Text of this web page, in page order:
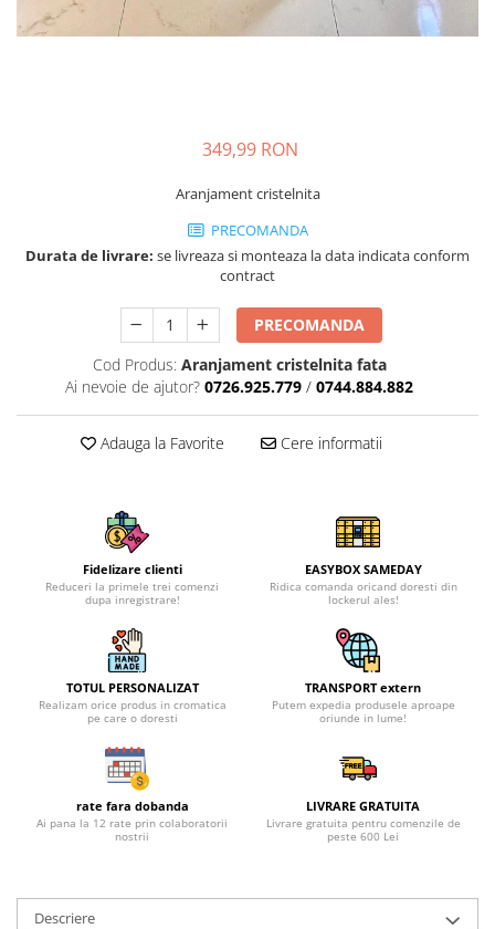
349,99 RON
Aranjament cristelnita
PRECOMANDA
Durata de livrare: se livreaza si monteaza la data indicata conform
contract
PRECOMANDA
Cod Produs: Aranjament cristelnita fata
Ai nevoie de ajutor? 0726.925.779 / 0744.884.882
Adauga la Favorite Cere informatii
Fidelizare clienti
Reduceri la primele trei comenzi
dupa inregistrare!
EASYBOX SAMEDAY
Ridica comanda oricand doresti din
lockerul ales!
TOTUL PERSONALIZAT
Realizam orice produs in cromatica
pe care o doresti
TRANSPORT extern
Putem expedia produsele aproape
oriunde in lume!
rate fara dobanda
Ai pana la 12 rate prin colaboratorii
nostrii
LIVRARE GRATUITA
Livrare gratuita pentru comenzile de
peste 600 Lei
Descriere